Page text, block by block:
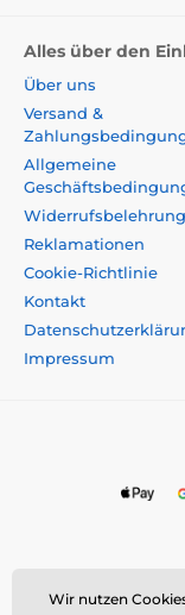
Alles über den
Über uns
Versand &
Allgemeine
Widerrufsbelehrung
Reklamationen
Cookie-Richtlinie
Kontakt
Impressum
Momanio s.r.o.,
Wir nutzen